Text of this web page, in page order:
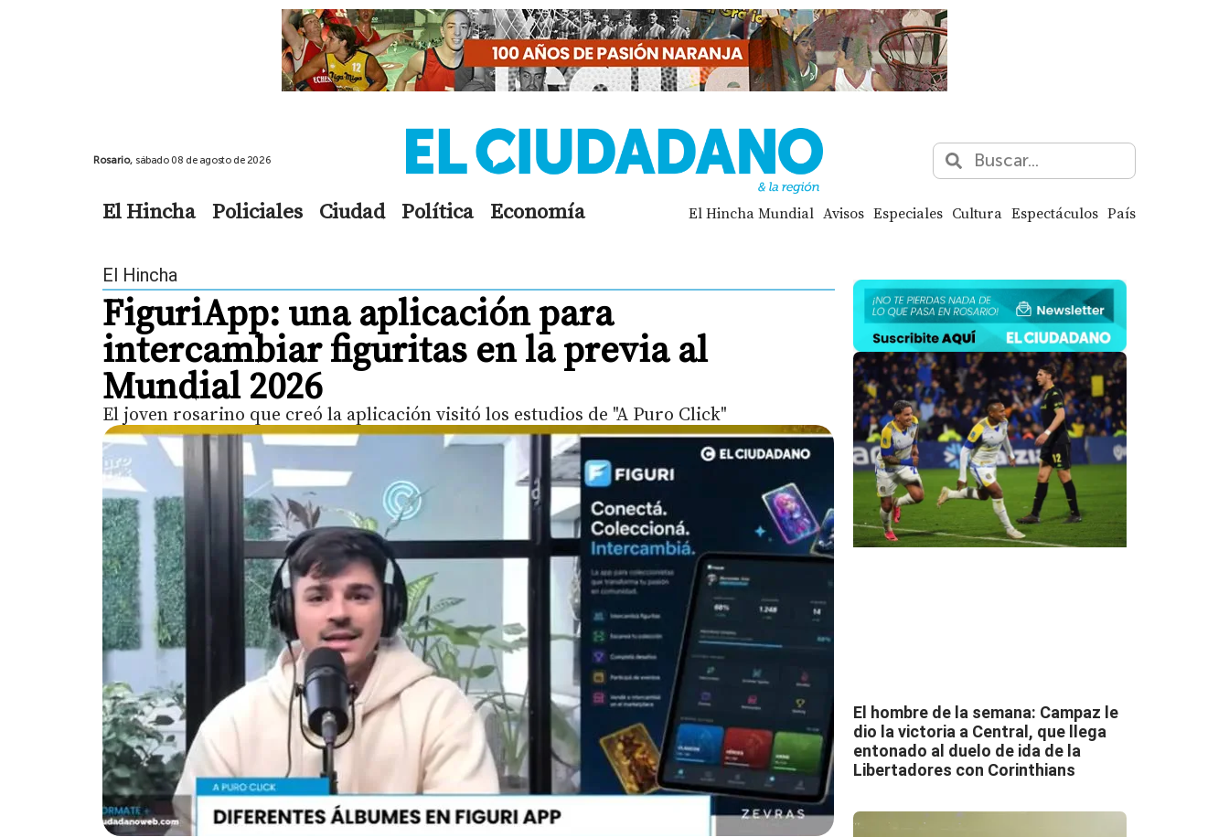
Rosario, sábado 08 de agosto de 2026
El Hincha Policiales Ciudad Política Economía El Hincha Mundial Avisos Especiales Cultura Espectáculos País
El Hincha
FiguriApp: una aplicación para
intercambiar figuritas en la previa al
Mundial 2026
El joven rosarino que creó la aplicación visitó los estudios de "A Puro Click"
El hombre de la semana: Campaz le
dio la victoria a Central, que llega
entonado al duelo de ida de la
Libertadores con Corinthians